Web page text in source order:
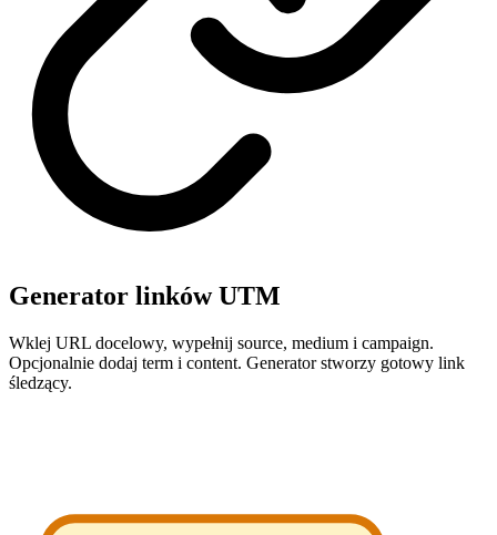
Generator linków UTM
Wklej URL docelowy, wypełnij source, medium i campaign.
Opcjonalnie dodaj term i content. Generator stworzy gotowy link
śledzący.